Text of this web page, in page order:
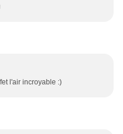
l'air incroyable :)